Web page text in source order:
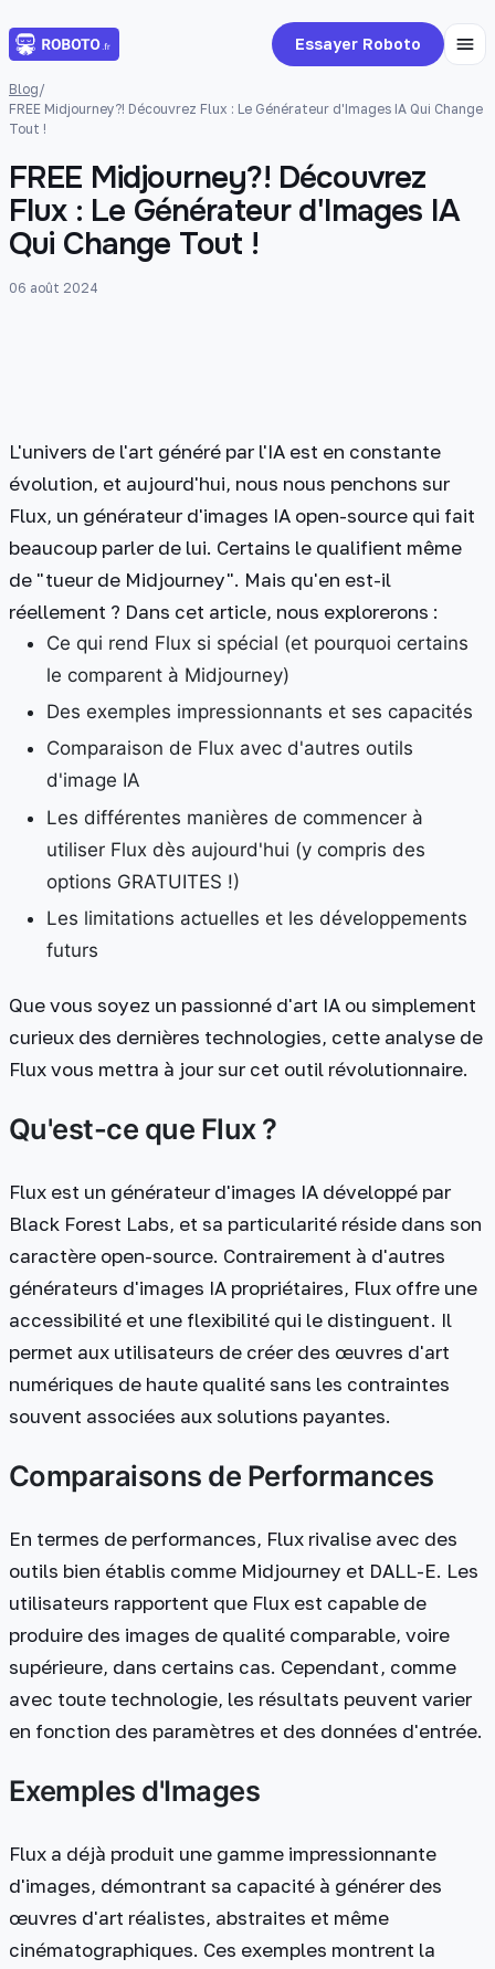
Essayer Roboto
Blog/
FREE Midjourney?! Découvrez Flux : Le Générateur d'Images IA Qui Change
Tout !
FREE Midjourney?! Découvrez
Flux : Le Générateur d'Images IA
Qui Change Tout !
06 août 2024
L'univers de l'art généré par l'IA est en constante
évolution, et aujourd'hui, nous nous penchons sur
Flux, un générateur d'images IA open-source qui fait
beaucoup parler de lui. Certains le qualifient même
de "tueur de Midjourney". Mais qu'en est-il
réellement ? Dans cet article, nous explorerons :
Ce qui rend Flux si spécial (et pourquoi certains
le comparent à Midjourney)
Des exemples impressionnants et ses capacités
Comparaison de Flux avec d'autres outils
d'image IA
Les différentes manières de commencer à
utiliser Flux dès aujourd'hui (y compris des
options GRATUITES !)
Les limitations actuelles et les développements
futurs
Que vous soyez un passionné d'art IA ou simplement
curieux des dernières technologies, cette analyse de
Flux vous mettra à jour sur cet outil révolutionnaire.
Qu'est-ce que Flux ?
Flux est un générateur d'images IA développé par
Black Forest Labs, et sa particularité réside dans son
caractère open-source. Contrairement à d'autres
générateurs d'images IA propriétaires, Flux offre une
accessibilité et une flexibilité qui le distinguent. Il
permet aux utilisateurs de créer des œuvres d'art
numériques de haute qualité sans les contraintes
souvent associées aux solutions payantes.
Comparaisons de Performances
En termes de performances, Flux rivalise avec des
outils bien établis comme Midjourney et DALL-E. Les
utilisateurs rapportent que Flux est capable de
produire des images de qualité comparable, voire
supérieure, dans certains cas. Cependant, comme
avec toute technologie, les résultats peuvent varier
en fonction des paramètres et des données d'entrée.
Exemples d'Images
Flux a déjà produit une gamme impressionnante
d'images, démontrant sa capacité à générer des
œuvres d'art réalistes, abstraites et même
cinématographiques. Ces exemples montrent la